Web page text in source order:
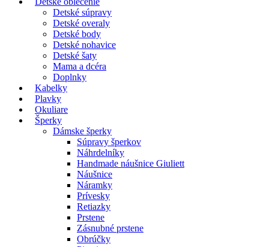
Detské súpravy
Detské overaly
Detské body
Detské nohavice
Detské šaty
Mama a dcéra
Doplnky
Kabelky
Plavky
Okuliare
Šperky
Dámske šperky
Súpravy šperkov
Náhrdelníky
Handmade náušnice Giuliett
Náušnice
Náramky
Prívesky
Retiazky
Prstene
Zásnubné prstene
Obrúčky